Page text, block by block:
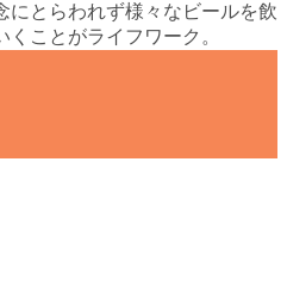
にとらわれず様々なビールを飲
ことがライフワーク。